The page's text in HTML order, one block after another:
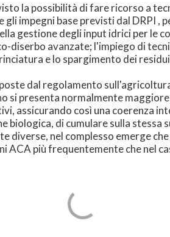
la possibilità di fare ricorso a
impegni base previsti dal DRPI ,
gestione degli input idrici per le
avanzate; l'impiego di
e lo spargimento dei
dal regolamento
presenta normalmente
assicurando così una coerenza
biologica, di cumulare sulla
diverse, nel complesso emerge
ACA più frequentemente che nel